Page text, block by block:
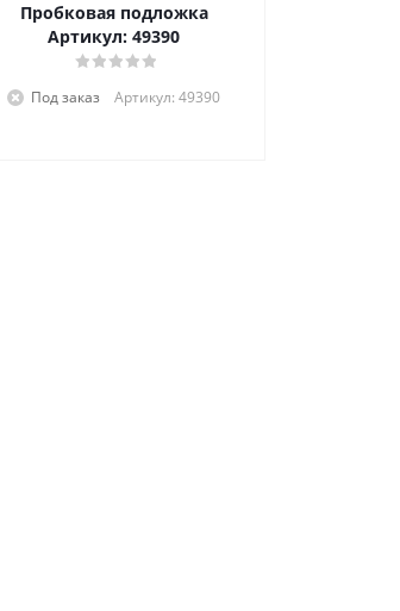
Пробковая подложка
Артикул: 49390
Под заказ Артикул: 49390